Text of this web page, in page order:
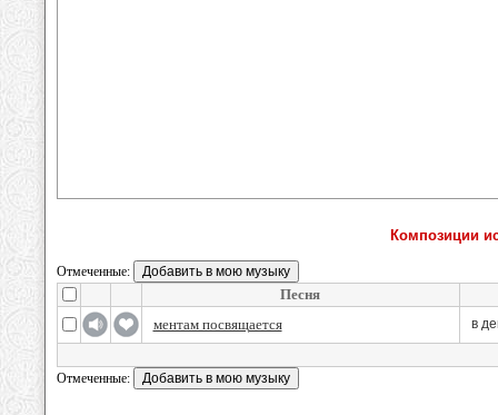
Композиции
Отмеченные:
Песня
ментам посвящается
в
Отмеченные: